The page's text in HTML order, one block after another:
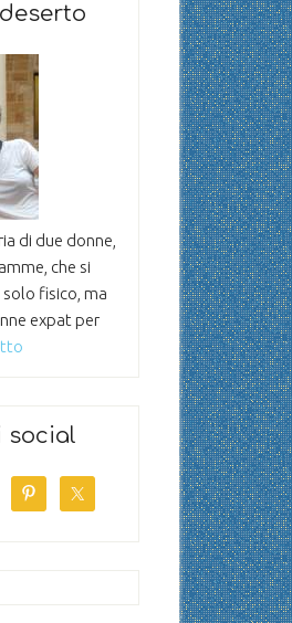
di due donne,
che si
fisico, ma
expat per
social